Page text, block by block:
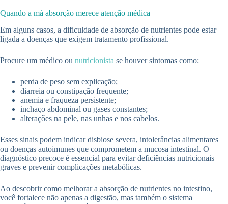
Quando a má absorção merece atenção médica
Em alguns casos, a dificuldade de absorção de nutrientes pode estar
ligada a doenças que exigem tratamento profissional.
Procure um médico ou nutricionista se houver sintomas como:
perda de peso sem explicação;
diarreia ou constipação frequente;
anemia e fraqueza persistente;
inchaço abdominal ou gases constantes;
alterações na pele, nas unhas e nos cabelos.
Esses sinais podem indicar disbiose severa, intolerâncias alimentares
ou doenças autoimunes que comprometem a mucosa intestinal. O
diagnóstico precoce é essencial para evitar deficiências nutricionais
graves e prevenir complicações metabólicas.
Ao descobrir como melhorar a absorção de nutrientes no intestino,
você fortalece não apenas a digestão, mas também o sistema